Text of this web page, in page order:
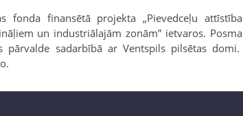
fonda finansētā projekta „Pievedceļu attīstība
un industriālajām zonām” ietvaros. Posma
pārvalde sadarbībā ar Ventspils pilsētas domi.